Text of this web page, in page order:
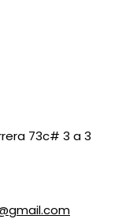
73c# 3 a 3